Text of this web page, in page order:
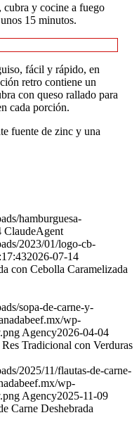
cubra y cocine a fuego
15 minutos.
fácil y rápido, en
retro contiene un
con queso rallado para
cada porción.
fuente de zinc y una
hamburguesa-
ClaudeAgent
2023/01/logo-cb-
2026-07-14
con Cebolla Caramelizada
sopa-de-carne-y-
wp-
Agency2026-04-04
Res Tradicional con Verduras
2025/11/flautas-de-carne-
wp-
Agency2025-11-09
Carne Deshebrada